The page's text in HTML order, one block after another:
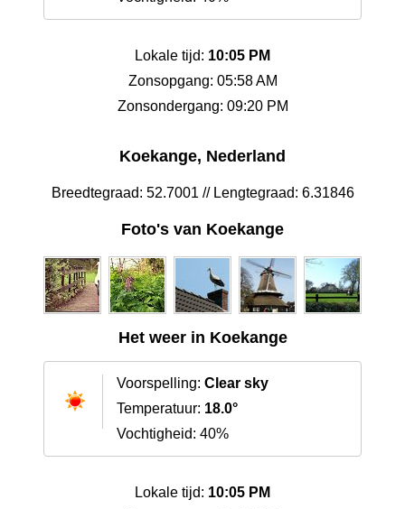
Lokale tijd: 10:05 PM
Zonsopgang: 05:58 AM
Zonsondergang: 09:20 PM
Koekange, Nederland
Breedtegraad: 52.7001 // Lengtegraad: 6.31846
Foto's van Koekange
Het weer in Koekange
Voorspelling: Clear sky
Temperatuur: 18.0°
Vochtigheid: 40%
Lokale tijd: 10:05 PM